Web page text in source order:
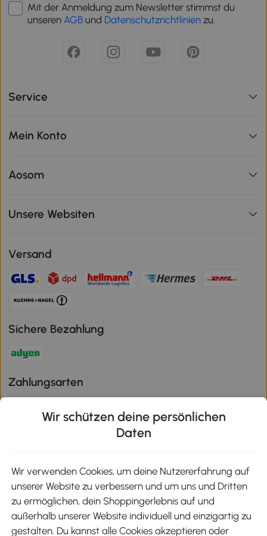
Mit der Anmeldung zum Newsletter stimmst du
unseren AGB und Datenschutzrichtlinien zu.
Service
Mein Konto
Aosom
Unsere Websiten
Versand
Sichere Bezahlung
Zahlungsarten
Aosom-App
Wir schützen deine persönlichen
Daten
Wir verwenden Cookies, um deine Nutzererfahrung auf
unserer Website zu verbessern und um uns und Dritten
zu ermöglichen, dein Shoppingerlebnis auf und
außerhalb unserer Website individuell und einzigartig zu
gestalten. Du kannst alle Cookies akzeptieren oder